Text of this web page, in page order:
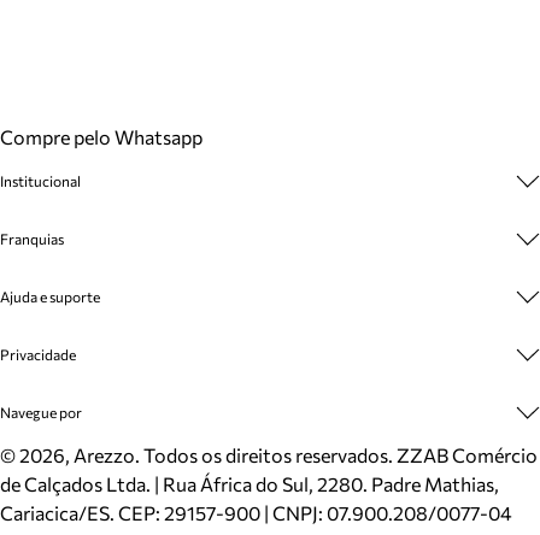
Compre pelo Whatsapp
Institucional
Cashback
Venda Corporativa
Mapa do Site
Inverno
Mundo Arezzo
Franquias
Plano de Negócio
Ajuda e suporte
Cadastro
Meus Pedidos
Trocas e Devoluções
Cartão Presente
Localizador de lojas
Privacidade
Politica e Privacidade
Navegue por
Sapatos
Bolsas
Scarpins
©2026, Arezzo. Todos os direitos reservados. ZZAB Comércio
de Calçados Ltda. | Rua África do Sul, 2280. Padre Mathias,
Cariacica/ES. CEP: 29157-900 | CNPJ: 07.900.208/0077-04